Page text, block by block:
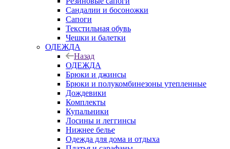
Сандалии и босоножки
Сапоги
Текстильная обувь
Чешки и балетки
ОДЕЖДА
Назад
ОДЕЖДА
Брюки и джинсы
Брюки и полукомбинезоны утепленные
Дождевики
Комплекты
Купальники
Лосины и леггинсы
Нижнее белье
Одежда для дома и отдыха